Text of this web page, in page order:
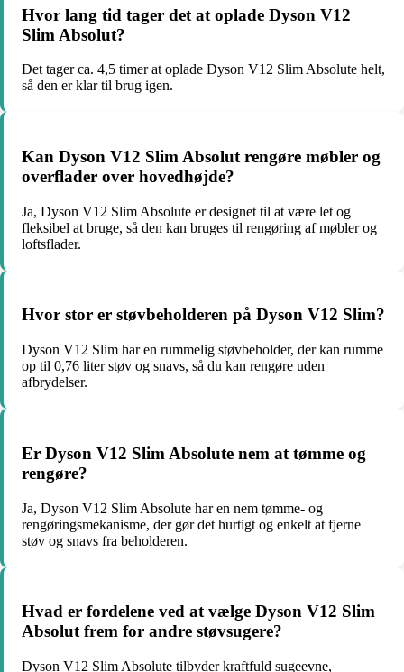
Hvor lang tid tager det at oplade Dyson V12
Slim Absolut?
Det tager ca. 4,5 timer at oplade Dyson V12 Slim Absolute helt,
så den er klar til brug igen.
Kan Dyson V12 Slim Absolut rengøre møbler og
overflader over hovedhøjde?
Ja, Dyson V12 Slim Absolute er designet til at være let og
fleksibel at bruge, så den kan bruges til rengøring af møbler og
loftsflader.
Hvor stor er støvbeholderen på Dyson V12 Slim?
Dyson V12 Slim har en rummelig støvbeholder, der kan rumme
op til 0,76 liter støv og snavs, så du kan rengøre uden
afbrydelser.
Er Dyson V12 Slim Absolute nem at tømme og
rengøre?
Ja, Dyson V12 Slim Absolute har en nem tømme- og
rengøringsmekanisme, der gør det hurtigt og enkelt at fjerne
støv og snavs fra beholderen.
Hvad er fordelene ved at vælge Dyson V12 Slim
Absolut frem for andre støvsugere?
Dyson V12 Slim Absolute tilbyder kraftfuld sugeevne,